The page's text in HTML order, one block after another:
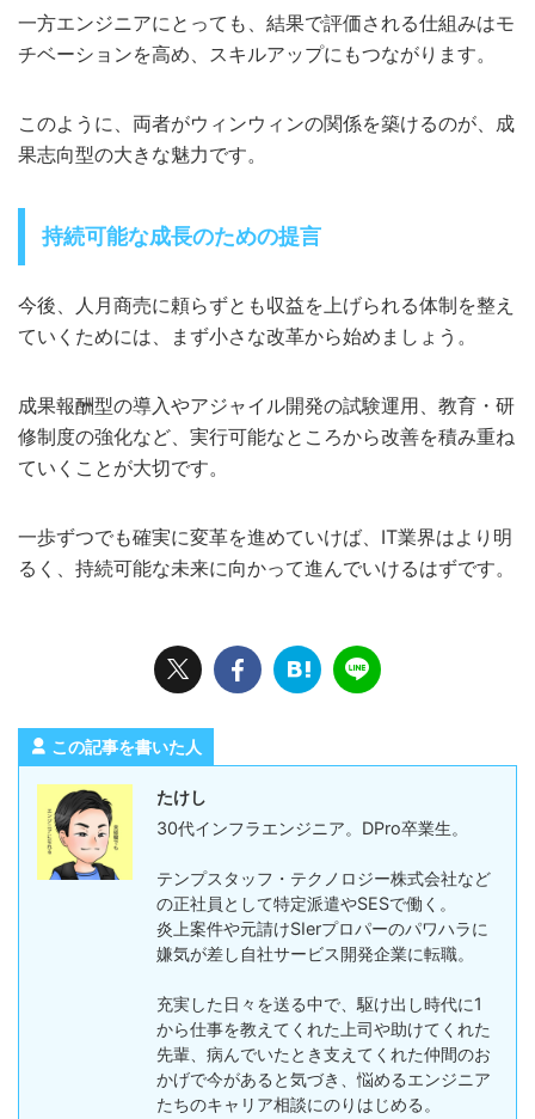
一方エンジニアにとっても、結果で評価される仕組みはモ
チベーションを高め、スキルアップにもつながります。
このように、両者がウィンウィンの関係を築けるのが、成
果志向型の大きな魅力です。
持続可能な成長のための提言
今後、人月商売に頼らずとも収益を上げられる体制を整え
ていくためには、まず小さな改革から始めましょう。
成果報酬型の導入やアジャイル開発の試験運用、教育・研
修制度の強化など、実行可能なところから改善を積み重ね
ていくことが大切です。
一歩ずつでも確実に変革を進めていけば、IT業界はより明
るく、持続可能な未来に向かって進んでいけるはずです。
この記事を書いた人
たけし
30代インフラエンジニア。DPro卒業生。
テンプスタッフ・テクノロジー株式会社など
の正社員として特定派遣やSESで働く。
炎上案件や元請けSIerプロパーのパワハラに
嫌気が差し自社サービス開発企業に転職。
充実した日々を送る中で、駆け出し時代に1
から仕事を教えてくれた上司や助けてくれた
先輩、病んでいたとき支えてくれた仲間のお
かげで今があると気づき、悩めるエンジニア
たちのキャリア相談にのりはじめる。